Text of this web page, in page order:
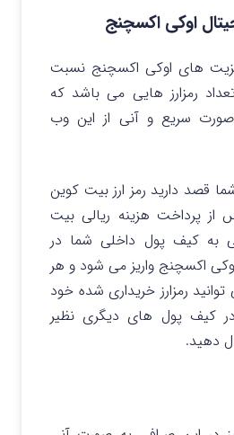
اوکی اکسچنج
های اوکی اکسچنج نسبت
رمزارز هایی می باشد که
سریع و آنی از این وب
قصد دارید رمز ارز بیت کوین
از پرداخت هزینه ریالی بیت
به کیف پول داخلی شما در
اکسچنج واریز می شود و هر
رمزارز خریداری شده خود
کیف پول های دیگری نظیر
دهید.